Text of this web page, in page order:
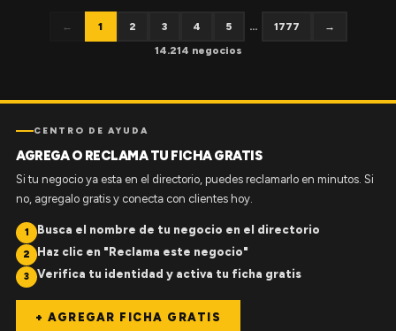
← 1 2 3 4 5 ... 1777
→
14.214 negocios
CENTRO DE AYUDA
AGREGA O RECLAMA TU FICHA GRATIS
Si tu negocio ya esta en el directorio, puedes reclamarlo en minutos. Si
no, agregalo gratis y conecta con clientes hoy.
1 Busca el nombre de tu negocio en el directorio
2 Haz clic en "Reclama este negocio"
3 Verifica tu identidad y activa tu ficha gratis
+ AGREGAR FICHA GRATIS